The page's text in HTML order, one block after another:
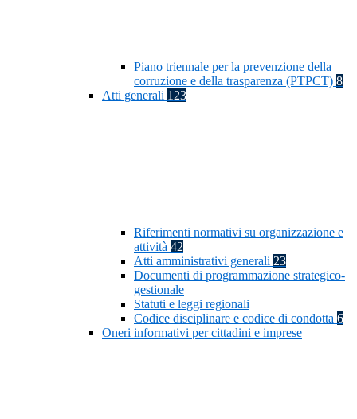
Piano triennale per la prevenzione della
corruzione e della trasparenza (PTPCT) 8
Atti generali 123
Riferimenti normativi su organizzazione e
attività 42
Atti amministrativi generali 23
Documenti di programmazione strategico-
gestionale
Statuti e leggi regionali
Codice disciplinare e codice di condotta 6
Oneri informativi per cittadini e imprese